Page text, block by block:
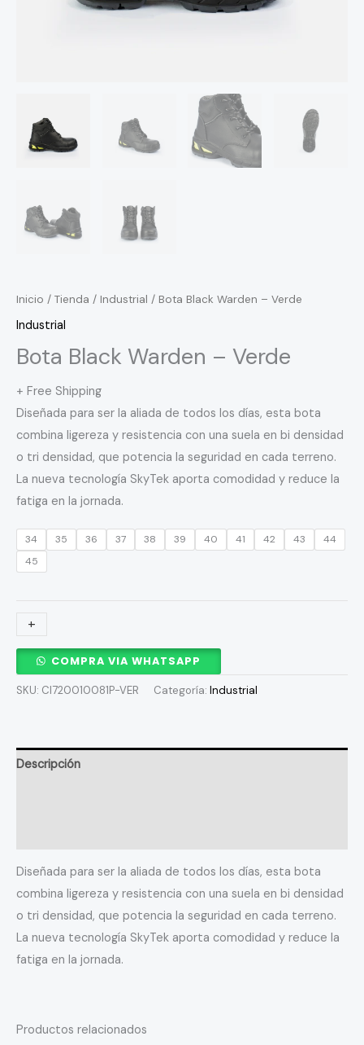
Inicio / Tienda / Industrial / Bota Black Warden – Verde
Industrial
Bota Black Warden – Verde
+ Free Shipping
Diseñada para ser la aliada de todos los días, esta bota
combina ligereza y resistencia con una suela en bi densidad
o tri densidad, que potencia la seguridad en cada terreno.
La nueva tecnología SkyTek aporta comodidad y reduce la
fatiga en la jornada.
34 35 36 37 38 39 40 41 42 43
44
45
-
+
COMPRA VIA WHATSAPP
SKU: CI720010081P-VER Categoría: Industrial
Descripción
Diseñada para ser la aliada de todos los días, esta bota
combina ligereza y resistencia con una suela en bi densidad
o tri densidad, que potencia la seguridad en cada terreno.
La nueva tecnología SkyTek aporta comodidad y reduce la
fatiga en la jornada.
Productos relacionados